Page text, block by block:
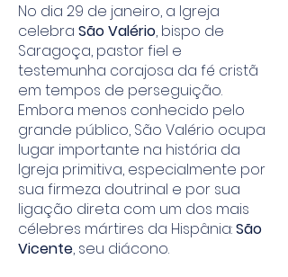
No dia 29 de janeiro, a Igreja
celebra São Valério, bispo de
Saragoça, pastor fiel e
testemunha corajosa da fé cristã
em tempos de perseguição.
Embora menos conhecido pelo
grande público, São Valério ocupa
lugar importante na história da
Igreja primitiva, especialmente por
sua firmeza doutrinal e por sua
ligação direta com um dos mais
célebres mártires da Hispânia:São
Vicente, seu diácono.